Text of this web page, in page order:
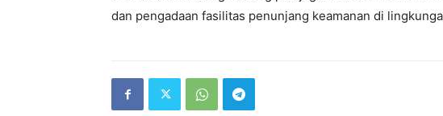
dan pengadaan fasilitas penunjang keamanan di